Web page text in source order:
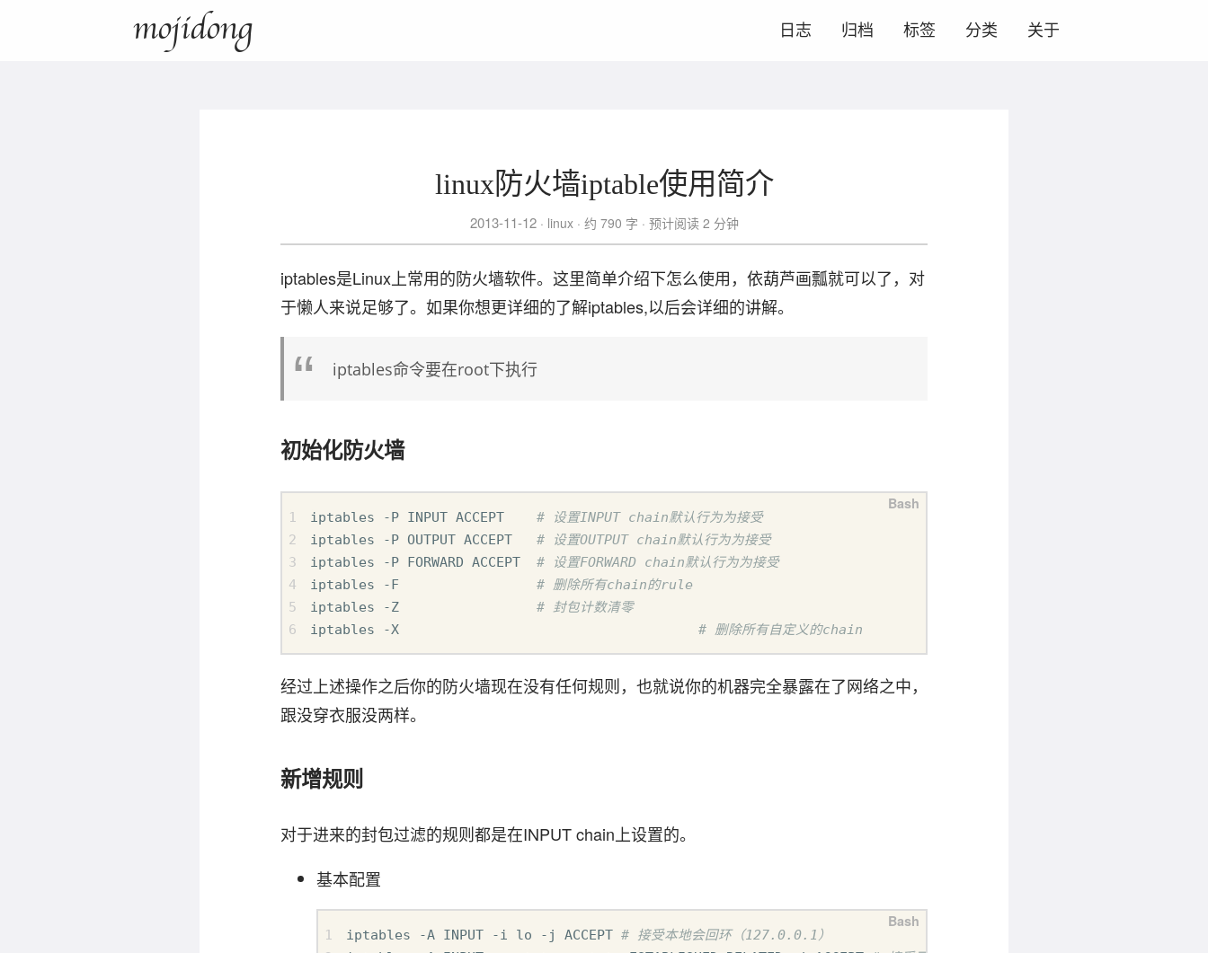
mojidong 日志 归档 标签 分类 关于
linux防火墙iptable使用简介
2013-11-12 linux 约 790 字 预计阅读 2 分钟
iptables是Linux上常用的防火墙软件。这里简单介绍下怎么使用，依葫芦画瓢就可以了，对
于懒人来说足够了。如果你想更详细的了解iptables,以后会详细的讲解。
iptables命令要在root下执行
初始化防火墙
iptables -P INPUT ACCEPT # 设置INPUT chain默认行为为接受
iptables -P OUTPUT ACCEPT # 设置OUTPUT chain默认行为为接受
iptables -P FORWARD ACCEPT # 设置FORWARD chain默认行为为接受
iptables -F # 删除所有chain的rule
iptables -Z # 封包计数清零
# 删除所有自定义的chain
经过上述操作之后你的防火墙现在没有任何规则，也就说你的机器完全暴露在了网络之中，
跟没穿衣服没两样。
新增规则
对于进来的封包过滤的规则都是在INPUT chain上设置的。
基本配置
iptables -A INPUT -i lo -j ACCEPT # 接受本地会回环（127.0.0.1）